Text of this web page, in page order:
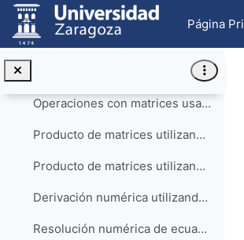
Salta al contenido principal
Página
TEAMS
Operaciones con matrices usando Excel: suma y producto por un escalar
Operaciones con matrices usando Excel: traspuesta, inversa y determinantes
Producto de matrices utilizando Excel. Parte1
Producto de matrices utilizando Excel. Parte2
Derivación numérica utilizando Excel
Resolución numérica de ecuaciones utilizando Excel. Método bisección